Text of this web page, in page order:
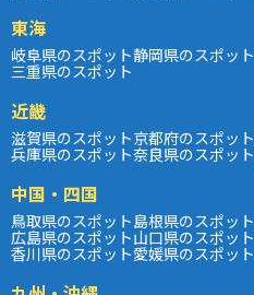
東海
岐阜県のスポット静岡県のスポット
三重県のスポット
近畿
滋賀県のスポット京都府のスポット
兵庫県のスポット奈良県のスポット
中国・四国
鳥取県のスポット島根県のスポット
広島県のスポット山口県のスポット
香川県のスポット愛媛県のスポット